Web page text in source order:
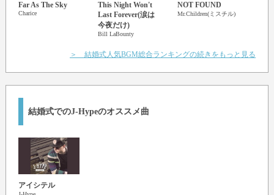
Far As The Sky
Charice
This Night Won't
Last Forever(涙は
今夜だけ)
Bill LaBounty
NOT FOUND
Mr.Children(ミスチル)
＞ 結婚式人気BGM総合ランキングの続きをもっと見る
結婚式でのJ-Hypeのオススメ曲
アイシテル